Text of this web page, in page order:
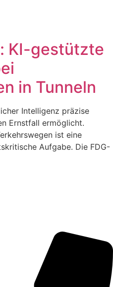
KI-gestützte
in Tunneln
Intelligenz präzise
Ernstfall ermöglicht.
ist eine
Aufgabe. Die FDG-